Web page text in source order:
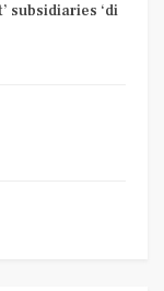
subsidiaries ‘di